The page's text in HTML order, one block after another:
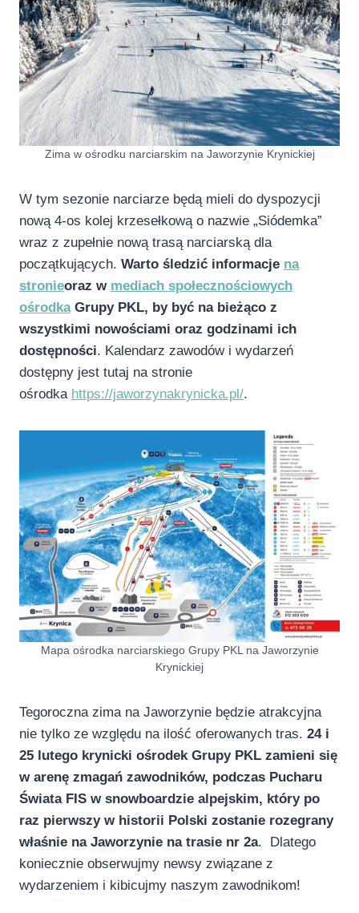
Zima w ośrodku narciarskim na Jaworzynie Krynickiej
W tym sezonie narciarze będą mieli do dyspozycji
nową 4-os kolej krzesełkową o nazwie „Siódemka”
wraz z zupełnie nową trasą narciarską dla
początkujących. Warto śledzić informacje na
stronieoraz w mediach społecznościowych
ośrodkaGrupy PKL, by być na bieżąco z
wszystkimi nowościami oraz godzinami ich
dostępności. Kalendarz zawodów i wydarzeń
dostępny jest tutaj na stronie
ośrodka https://jaworzynakrynicka.pl/.
Mapa ośrodka narciarskiego Grupy PKL na Jaworzynie
Krynickiej
Tegoroczna zima na Jaworzynie będzie atrakcyjna
nie tylko ze względu na ilość oferowanych tras. 24 i
25 lutego krynicki ośrodek Grupy PKL zamieni się
w arenę zmagań zawodników, podczas Pucharu
Świata FIS w snowboardzie alpejskim, który po
raz pierwszy w historii Polski zostanie rozegrany
właśnie na Jaworzynie na trasie nr 2a. Dlatego
koniecznie obserwujmy newsy związane z
wydarzeniem i kibicujmy naszym zawodnikom!